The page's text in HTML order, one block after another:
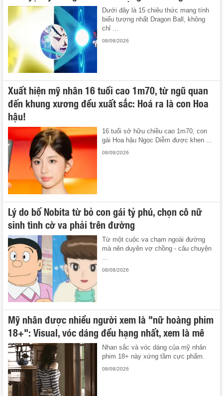
Dưới đây là 15 chiêu thức mang tính
biểu tượng nhất Dragon Ball, không
chỉ ...
08/08/2026
Xuất hiện mỹ nhân 16 tuổi cao 1m70, từ ngũ quan
đến khung xương đều xuất sắc: Hoá ra là con Hoa
hậu!
16 tuổi sở hữu chiều cao 1m70, con
gái Hoa hậu Ngọc Diễm được khen ...
08/08/2026
Lý do bố Nobita từ bỏ con gái tỷ phú, chọn cô nữ
sinh tình cờ va phải trên đường
Từ một cuộc va chạm ngoài đường
mà nên duyên vợ chồng - câu chuyện
08/08/2026
Mỹ nhân được nhiều người xem là "nữ hoàng phim
18+": Visual, vóc dáng đều hạng nhất, xem là mê
Nhan sắc và vóc dáng của mỹ nhân
phim 18+ này xứng tầm cực phẩm.
08/08/2026